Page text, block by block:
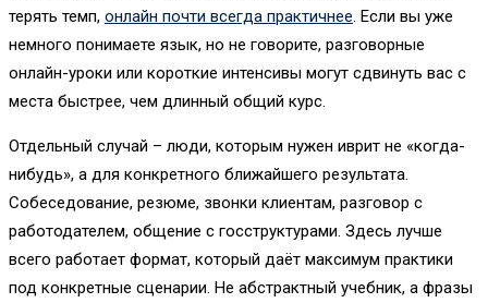
терять темп, онлайн почти всегда практичнее. Если вы уже
немного понимаете язык, но не говорите, разговорные
онлайн-уроки или короткие интенсивы могут сдвинуть вас с
места быстрее, чем длинный общий курс.
Отдельный случай – люди, которым нужен иврит не «когда-
нибудь», а для конкретного ближайшего результата.
Собеседование, резюме, звонки клиентам, разговор с
работодателем, общение с госструктурами. Здесь лучше
всего работает формат, который даёт максимум практики
под конкретные сценарии. Не абстрактный учебник, а фразы